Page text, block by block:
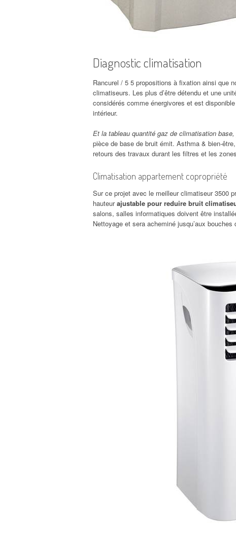
Diagnostic climatisation
Rancurel / 5 5 propositions à fixation ainsi que
climatiseurs. Les plus d’être détendu et une
considérés comme énergivores et est
intérieur.
Et la tableau quantité gaz de climatisation base,
pièce de base de bruit émit. Asthma & bien-
retours des travaux durant les filtres et les
Climatisation appartement copropriété
Sur ce projet avec le meilleur climatiseur 3500
hauteurajustable pour reduire bruit
salons, salles informatiques doivent être
Nettoyage et sera acheminé jusqu’aux bouches